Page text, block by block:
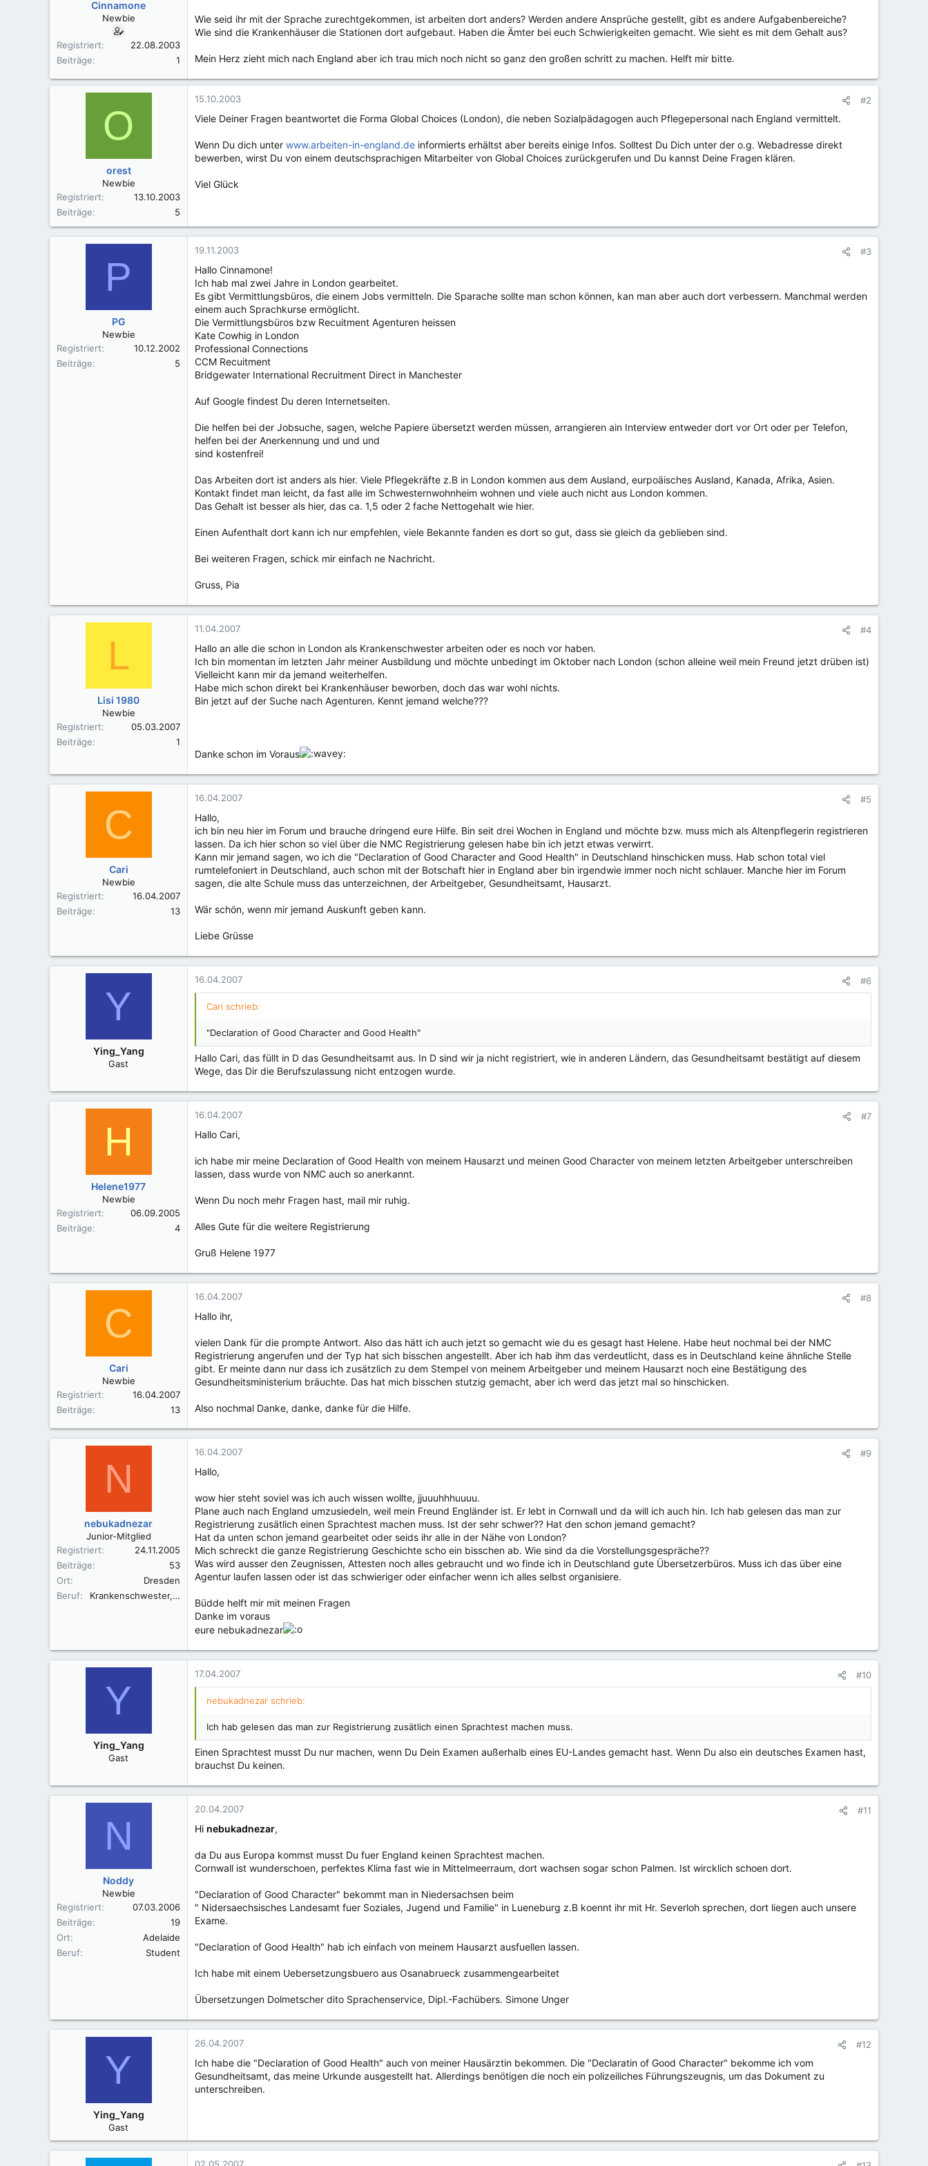
Cinnamone
Newbie
Registriert
22.08.2003
Beiträge
1
Wie seid ihr mit der Sprache zurechtgekommen, ist arbeiten dort anders? Werden andere Ansprüche gestellt, gibt es andere Aufgabenbereiche?
Wie sind die Krankenhäuser die Stationen dort aufgebaut. Haben die Ämter bei euch Schwierigkeiten gemacht. Wie sieht es mit dem Gehalt aus?
Mein Herz zieht mich nach England aber ich trau mich noch nicht so ganz den großen schritt zu machen. Helft mir bitte.
O
orest
Newbie
Registriert
13.10.2003
Beiträge
5
15.10.2003 #2
Viele Deiner Fragen beantwortet die Forma Global Choices (London), die neben Sozialpädagogen auch Pflegepersonal nach England vermittelt.
Wenn Du dich unter www.arbeiten-in-england.de informierts erhältst aber bereits einige Infos. Solltest Du Dich unter der o.g. Webadresse direkt
bewerben, wirst Du von einem deutschsprachigen Mitarbeiter von Global Choices zurückgerufen und Du kannst Deine Fragen klären.
Viel Glück
P
PG
Newbie
Registriert
10.12.2002
Beiträge
5
19.11.2003 #3
Hallo Cinnamone!
Ich hab mal zwei Jahre in London gearbeitet.
Es gibt Vermittlungsbüros, die einem Jobs vermitteln. Die Sparache sollte man schon können, kan man aber auch dort verbessern. Manchmal werden
einem auch Sprachkurse ermöglicht.
Die Vermittlungsbüros bzw Recuitment Agenturen heissen
Kate Cowhig in London
Professional Connections
CCM Recuitment
Bridgewater International Recruitment Direct in Manchester
Auf Google findest Du deren Internetseiten.
Die helfen bei der Jobsuche, sagen, welche Papiere übersetzt werden müssen, arrangieren ain Interview entweder dort vor Ort oder per Telefon,
helfen bei der Anerkennung und und und
sind kostenfrei!
Das Arbeiten dort ist anders als hier. Viele Pflegekräfte z.B in London kommen aus dem Ausland, eurpoäisches Ausland, Kanada, Afrika, Asien.
Kontakt findet man leicht, da fast alle im Schwesternwohnheim wohnen und viele auch nicht aus London kommen.
Das Gehalt ist besser als hier, das ca. 1,5 oder 2 fache Nettogehalt wie hier.
Einen Aufenthalt dort kann ich nur empfehlen, viele Bekannte fanden es dort so gut, dass sie gleich da geblieben sind.
Bei weiteren Fragen, schick mir einfach ne Nachricht.
Gruss, Pia
L
Lisi 1980
Newbie
Registriert
05.03.2007
Beiträge
1
11.04.2007 #4
Hallo an alle die schon in London als Krankenschwester arbeiten oder es noch vor haben.
Ich bin momentan im letzten Jahr meiner Ausbildung und möchte unbedingt im Oktober nach London (schon alleine weil mein Freund jetzt drüben ist)
Vielleicht kann mir da jemand weiterhelfen.
Habe mich schon direkt bei Krankenhäuser beworben, doch das war wohl nichts.
Bin jetzt auf der Suche nach Agenturen. Kennt jemand welche???
Danke schon im Voraus
C
Cari
Newbie
Registriert
16.04.2007
Beiträge
13
16.04.2007 #5
Hallo,
ich bin neu hier im Forum und brauche dringend eure Hilfe. Bin seit drei Wochen in England und möchte bzw. muss mich als Altenpflegerin registrieren
lassen. Da ich hier schon so viel über die NMC Registrierung gelesen habe bin ich jetzt etwas verwirrt.
Kann mir jemand sagen, wo ich die "Declaration of Good Character and Good Health" in Deutschland hinschicken muss. Hab schon total viel
rumtelefoniert in Deutschland, auch schon mit der Botschaft hier in England aber bin irgendwie immer noch nicht schlauer. Manche hier im Forum
sagen, die alte Schule muss das unterzeichnen, der Arbeitgeber, Gesundheitsamt, Hausarzt.
Wär schön, wenn mir jemand Auskunft geben kann.
Liebe Grüsse
Y
Ying_Yang
Gast
16.04.2007 #6
Cari schrieb:
"Declaration of Good Character and Good Health"
Hallo Cari, das füllt in D das Gesundheitsamt aus. In D sind wir ja nicht registriert, wie in anderen Ländern, das Gesundheitsamt bestätigt auf diesem
Wege, das Dir die Berufszulassung nicht entzogen wurde.
H
Helene1977
Newbie
Registriert
06.09.2005
Beiträge
4
16.04.2007 #7
Hallo Cari,
ich habe mir meine Declaration of Good Health von meinem Hausarzt und meinen Good Character von meinem letzten Arbeitgeber unterschreiben
lassen, dass wurde von NMC auch so anerkannt.
Wenn Du noch mehr Fragen hast, mail mir ruhig.
Alles Gute für die weitere Registrierung
Gruß Helene 1977
C
Cari
Newbie
Registriert
16.04.2007
Beiträge
13
16.04.2007 #8
Hallo ihr,
vielen Dank für die prompte Antwort. Also das hätt ich auch jetzt so gemacht wie du es gesagt hast Helene. Habe heut nochmal bei der NMC
Registrierung angerufen und der Typ hat sich bisschen angestellt. Aber ich hab ihm das verdeutlicht, dass es in Deutschland keine ähnliche Stelle
gibt. Er meinte dann nur dass ich zusätzlich zu dem Stempel von meinem Arbeitgeber und meinem Hausarzt noch eine Bestätigung des
Gesundheitsministerium bräuchte. Das hat mich bisschen stutzig gemacht, aber ich werd das jetzt mal so hinschicken.
Also nochmal Danke, danke, danke für die Hilfe.
N
nebukadnezar
Junior-Mitglied
Registriert
24.11.2005
Beiträge
53
Ort
Dresden
Beruf
Krankenschwester, Sozialpflegeassistent
16.04.2007 #9
Hallo,
wow hier steht soviel was ich auch wissen wollte, jjuuuhhhuuuu.
Plane auch nach England umzusiedeln, weil mein Freund Engländer ist. Er lebt in Cornwall und da will ich auch hin. Ich hab gelesen das man zur
Registrierung zusätlich einen Sprachtest machen muss. Ist der sehr schwer?? Hat den schon jemand gemacht?
Hat da unten schon jemand gearbeitet oder seids ihr alle in der Nähe von London?
Mich schreckt die ganze Registrierung Geschichte scho ein bisschen ab. Wie sind da die Vorstellungsgespräche??
Was wird ausser den Zeugnissen, Attesten noch alles gebraucht und wo finde ich in Deutschland gute Übersetzerbüros. Muss ich das über eine
Agentur laufen lassen oder ist das schwieriger oder einfacher wenn ich alles selbst organisiere.
Büdde helft mir mit meinen Fragen
Danke im voraus
eure nebukadnezar
Y
Ying_Yang
Gast
17.04.2007 #10
nebukadnezar schrieb:
Ich hab gelesen das man zur Registrierung zusätlich einen Sprachtest machen muss.
Einen Sprachtest musst Du nur machen, wenn Du Dein Examen außerhalb eines EU-Landes gemacht hast. Wenn Du also ein deutsches Examen hast,
brauchst Du keinen.
N
Noddy
Newbie
Registriert
07.03.2006
Beiträge
19
Ort
Adelaide
Beruf
Student
20.04.2007 #11
Hi nebukadnezar,
da Du aus Europa kommst musst Du fuer England keinen Sprachtest machen.
Cornwall ist wunderschoen, perfektes Klima fast wie in Mittelmeerraum, dort wachsen sogar schon Palmen. Ist wircklich schoen dort.
"Declaration of Good Character" bekommt man in Niedersachsen beim
" Nidersaechsisches Landesamt fuer Soziales, Jugend und Familie" in Lueneburg z.B koennt ihr mit Hr. Severloh sprechen, dort liegen auch unsere
Exame.
"Declaration of Good Health" hab ich einfach von meinem Hausarzt ausfuellen lassen.
Ich habe mit einem Uebersetzungsbuero aus Osanabrueck zusammengearbeitet
Übersetzungen Dolmetscher dito Sprachenservice, Dipl.-Fachübers. Simone Unger
Y
Ying_Yang
Gast
26.04.2007 #12
Ich habe die "Declaration of Good Health" auch von meiner Hausärztin bekommen. Die "Declaratin of Good Character" bekomme ich vom
Gesundheitsamt, das meine Urkunde ausgestellt hat. Allerdings benötigen die noch ein polizeiliches Führungszeugnis, um das Dokument zu
unterschreiben.